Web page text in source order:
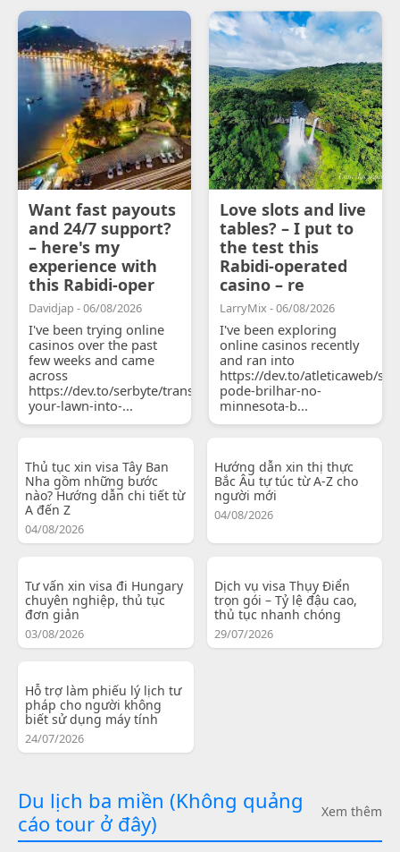
Want fast payouts
and 24/7 support?
– here's my
experience with
this Rabidi-oper
Davidjap - 06/08/2026
I've been trying online
casinos over the past
few weeks and came
across
https://dev.to/serbyte/transform-
your-lawn-into-...
Love slots and live
tables? – I put to
the test this
Rabidi-operated
casino – re
LarryMix - 06/08/2026
I've been exploring
online casinos recently
and ran into
https://dev.to/atleticaweb/
pode-brilhar-no-
minnesota-b...
Thủ tục xin visa Tây Ban
Nha gồm những bước
nào? Hướng dẫn chi tiết từ
A đến Z
04/08/2026
Hướng dẫn xin thị thực
Bắc Âu tự túc từ A-Z cho
người mới
04/08/2026
Tư vấn xin visa đi Hungary
chuyên nghiệp, thủ tục
đơn giản
03/08/2026
Dịch vụ visa Thụy Điển
trọn gói – Tỷ lệ đậu cao,
thủ tục nhanh chóng
29/07/2026
Hỗ trợ làm phiếu lý lịch tư
pháp cho người không
biết sử dụng máy tính
24/07/2026
Du lịch ba miền (Không quảng
cáo tour ở đây)
Xem thêm